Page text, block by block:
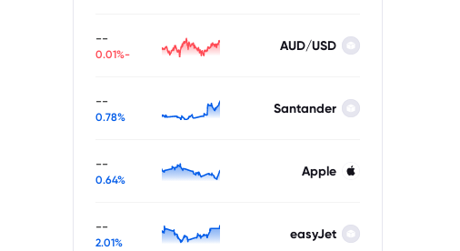
AUD/USD
--
-0.01%
Santander
--
0.78%
Apple
--
0.64%
easyJet
--
2.01%